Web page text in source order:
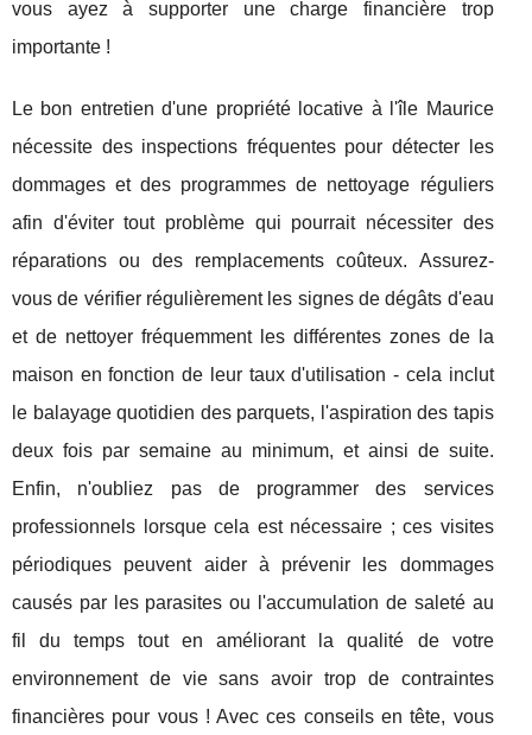
vous ayez à supporter une charge financière trop
importante !
Le bon entretien d'une propriété locative à l'île Maurice
nécessite des inspections fréquentes pour détecter les
dommages et des programmes de nettoyage réguliers
afin d'éviter tout problème qui pourrait nécessiter des
réparations ou des remplacements coûteux. Assurez-
vous de vérifier régulièrement les signes de dégâts d'eau
et de nettoyer fréquemment les différentes zones de la
maison en fonction de leur taux d'utilisation - cela inclut
le balayage quotidien des parquets, l'aspiration des tapis
deux fois par semaine au minimum, et ainsi de suite.
Enfin, n'oubliez pas de programmer des services
professionnels lorsque cela est nécessaire ; ces visites
périodiques peuvent aider à prévenir les dommages
causés par les parasites ou l'accumulation de saleté au
fil du temps tout en améliorant la qualité de votre
environnement de vie sans avoir trop de contraintes
financières pour vous ! Avec ces conseils en tête, vous